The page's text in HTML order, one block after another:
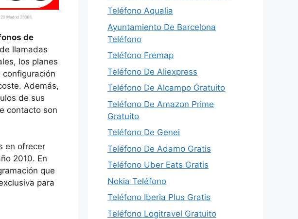
de
llamadas
los planes
Además,
de sus
contacto son
en ofrecer
2010. En
que
para
Teléfono Aqualia
Ayuntamiento De Barcelona
Teléfono
Teléfono Fremap
Teléfono De Aliexpress
Teléfono De Alcampo Gratuito
Teléfono De Amazon Prime
Gratuito
Teléfono De Genei
Teléfono De Adamo Gratis
Teléfono Uber Eats Gratis
Nokia Teléfono
Teléfono Iberia Plus Gratis
Teléfono Logitravel Gratuito